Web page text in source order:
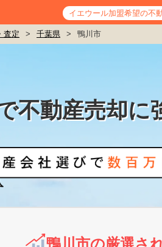
イエウール加盟希望の不
査定 > 千葉県 > 鴨川市
不動産売却に
鴨川市の厳選さ